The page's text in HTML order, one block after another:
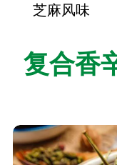
芝麻风味
复合香